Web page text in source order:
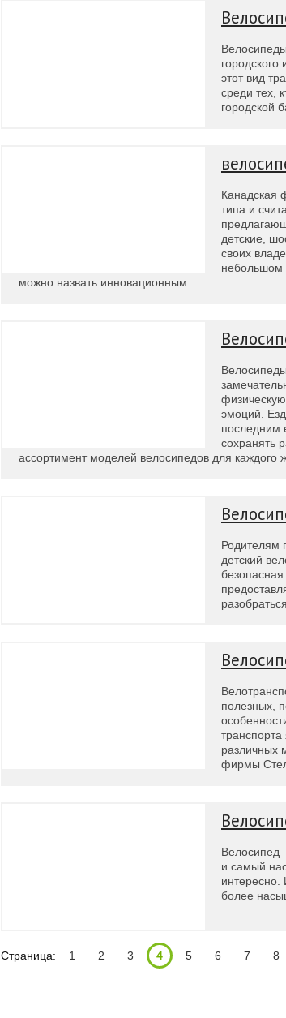
этот вид
среди тех,
городской
Канадская
типа и
детские,
своих
небольшом
можно назвать инновационным.
эмоций.
последним
сохранять
ассортимент моделей велосипедов для каждого
Родителям
детский
полезных,
различных
фирмы
Велосипед
и самый
интересно.
более
Страница: 1 2 3 4 5 6 7 8